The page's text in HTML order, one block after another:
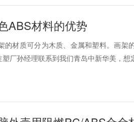
ABS材料的优势
的材质可分为木质、金属和塑料。画架
厂孙经理联系到我们青岛中新华美，想